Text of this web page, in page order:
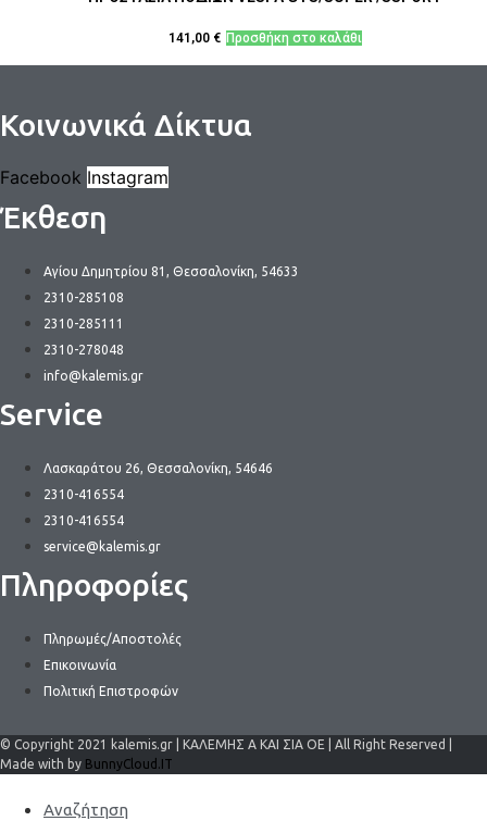
σελίδα
141,00 € Προσθήκη στο καλάθι
Κοινωνικά Δίκτυα
Facebook Instagram
Έκθεση
Αγίου Δημητρίου 81, Θεσσαλονίκη, 54633
2310-285108
2310-285111
2310-278048
info@kalemis.gr
Service
Λασκαράτου 26, Θεσσαλονίκη, 54646
2310-416554
2310-416554
service@kalemis.gr
Πληροφορίες
Πληρωμές/Αποστολές
Επικοινωνία
Πολιτική Επιστροφών
© Copyright 2021 kalemis.gr | ΚΑΛΕΜΗΣ Α ΚΑΙ ΣΙΑ ΟΕ | All Right Reserved |
Made with by BunnyCloud.IT
Αναζήτηση